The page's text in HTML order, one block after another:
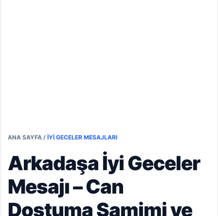
ANA SAYFA / İYI GECELER MESAJLARI
Arkadaşa İyi Geceler
Mesajı – Can
Dostuma Samimi ve